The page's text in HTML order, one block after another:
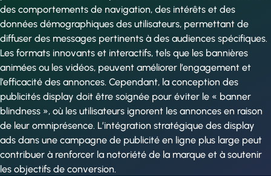
des comportements de navigation, des intérêts et des
données démographiques des utilisateurs, permettant de
diffuser des messages pertinents à des audiences spécifiques.
Les formats innovants et interactifs, tels que les bannières
animées ou les vidéos, peuvent améliorer l’engagement et
l’efficacité des annonces. Cependant, la conception des
publicités display doit être soignée pour éviter le « banner
blindness », où les utilisateurs ignorent les annonces en raison
de leur omniprésence. L’intégration stratégique des display
ads dans une campagne de publicité en ligne plus large peut
contribuer à renforcer la notoriété de la marque et à soutenir
les objectifs de conversion.